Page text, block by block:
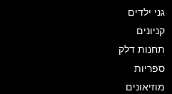
גני ילדים
קניונים
תחנות דלק
ספריות
מוזיאונים